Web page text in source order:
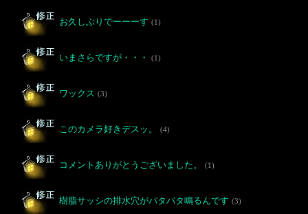
お久しぶりでーーーす (1)
いまさらですが・・・ (1)
ワックス (3)
このカメラ好きデスッ。 (4)
コメントありがとうございました。 (1)
樹脂サッシの排水穴がパタパタ鳴るんです (3)